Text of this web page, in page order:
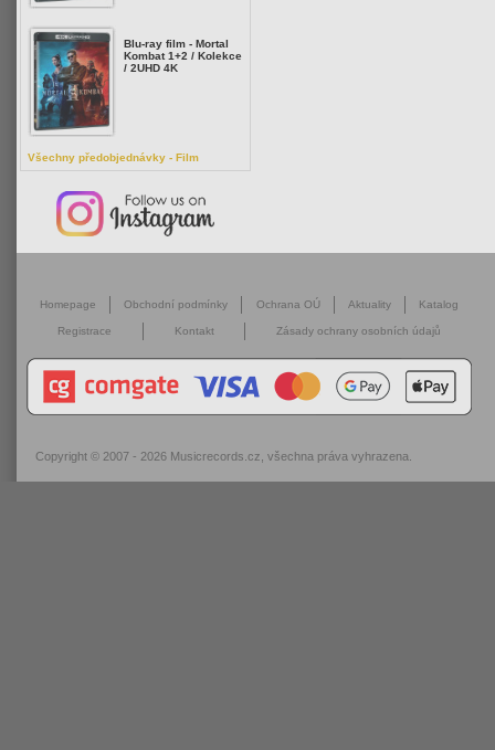
Blu-ray film - Mortal
Kombat 1+2 / Kolekce
/ 2UHD 4K
Všechny předobjednávky - Film
Homepage Obchodní podmínky Ochrana OÚ Aktuality Katalog
Registrace Kontakt Zásady ochrany osobních údajů
Copyright © 2007 - 2026 Musicrecords.cz , všechna práva vyhrazena.